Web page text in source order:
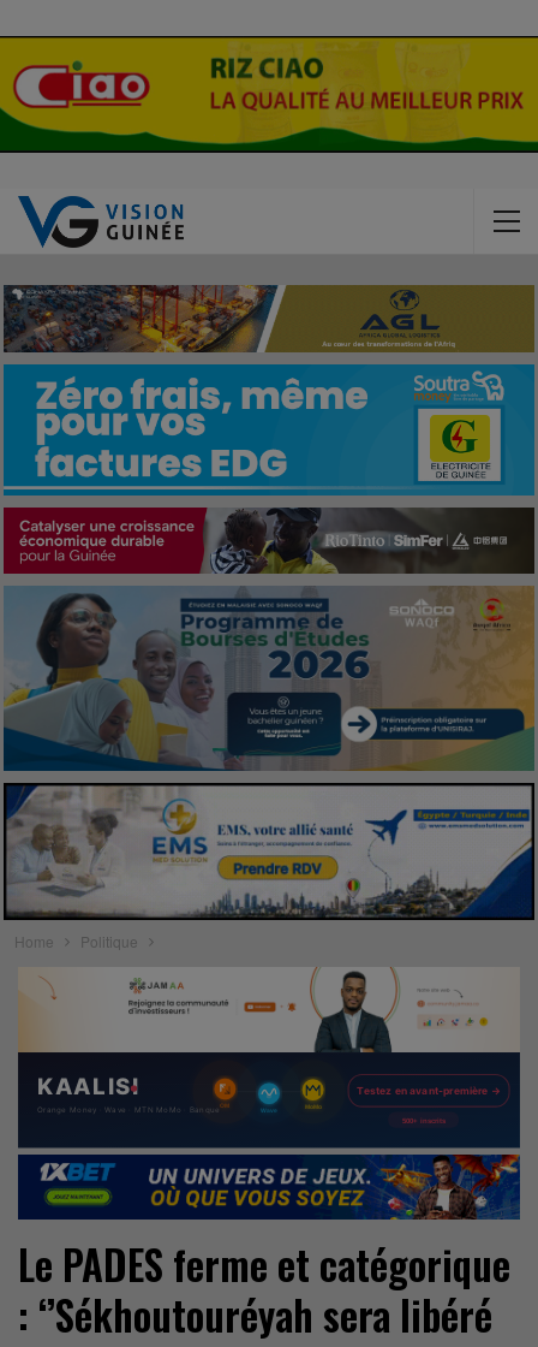
Home Politique
Le PADES ferme et catégorique
: ‘’Sékhoutouréyah sera libéré